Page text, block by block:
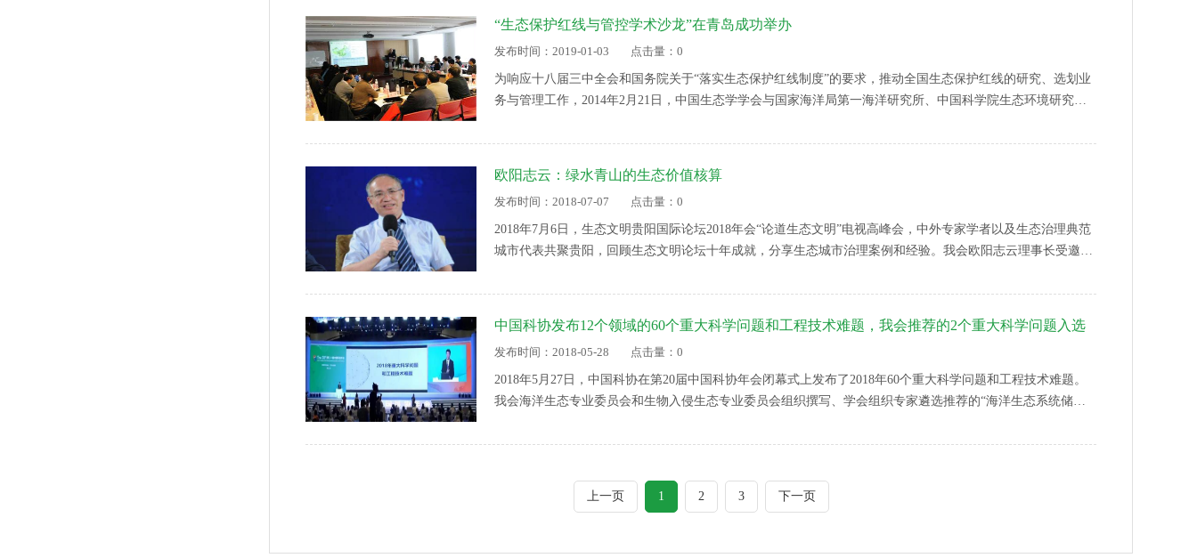
“生态保护红线与管控学术沙龙”在青岛成功举办
发布时间：2019-01-03 点击量：0
为响应十八届三中全会和国务院关于“落实生态保护红线制度”的要求，推动全国生态保护红线的研究、选划业
务与管理工作，2014年2月21日，中国生态学学会与国家海洋局第一海洋研究所、中国科学院生态环境研究中
论、方法与管理主题开展研讨，重点讨论了陆地和部分省市海洋生态红线选划与管控的方案，并拟向国家主管
部门提出开展生态保护红线工作的建议。
欧阳志云：绿水青山的生态价值核算
发布时间：2018-07-07 点击量：0
2018年7月6日，生态文明贵阳国际论坛2018年会“论道生态文明”电视高峰会，中外专家学者以及生态治理典范
城市代表共聚贵阳，回顾生态文明论坛十年成就，分享生态城市治理案例和经验。我会欧阳志云理事长受邀出
的精彩对话。
中国科协发布12个领域的60个重大科学问题和工程技术难题，我会推荐的2个重大科学问题入选
发布时间：2018-05-28 点击量：0
2018年5月27日，中国科协在第20届中国科协年会闭幕式上发布了2018年60个重大科学问题和工程技术难题。
我会海洋生态专业委员会和生物入侵生态专业委员会组织撰写、学会组织专家遴选推荐的“海洋生态系统储碳
体，面向广大科技工作者，委托中科院文献情报中心组织开展了“中国科协2018年重大科学问题和工程技术难
上一页 1 2 3 下一页